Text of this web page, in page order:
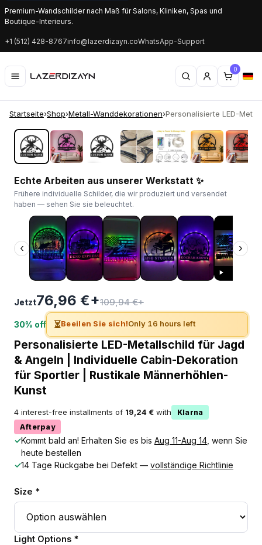
Premium-Wandschilder nach Maß für Salons, Kliniken, Spas und
Boutique-Interieurs.
+1 (512) 428-8767info@lazerdizayn.coWhatsApp-Support
0
Startseite›Shop›Metall-Wanddekorationen›Personalisierte LED-
‹ ›
Echte Arbeiten aus unserer Werkstatt ✨
Frühere individuelle Schilder, die wir produziert und versendet
haben — sehen Sie sie beleuchtet.
‹ ›
Jetzt76,96 €+109,94 €+
30% off ⏳Beeilen Sie sich!Only 16 hours left
Personalisierte LED-Metallschild für Jagd
& Angeln | Individuelle Cabin-Dekoration
für Sportler | Rustikale Männerhöhlen-
Kunst
4 interest-free installments of 19,24 € with
Klarna
Afterpay
✓Kommt bald an! Erhalten Sie es bis Aug 11-Aug 14 , wenn Sie
heute bestellen
✓14 Tage Rückgabe bei Defekt — vollständige Richtlinie
Size *
Light Options *